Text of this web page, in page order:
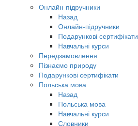
Онлайн-підручники
Назад
Онлайн-підручники
Подарункові сертифікати
Навчальні курси
Передзамовлення
Пізнаємо природу
Подарункові сертифікати
Польська мова
Назад
Польська мова
Навчальні курси
Словники